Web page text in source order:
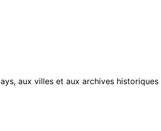
aux villes et aux archives